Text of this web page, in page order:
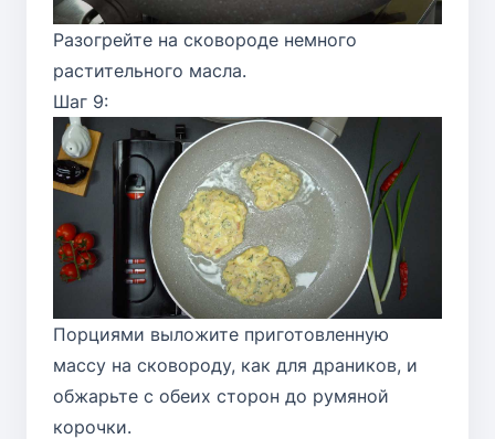
Разогрейте на сковороде немного
растительного масла.
Шаг 9:
Порциями выложите приготовленную
массу на сковороду, как для драников, и
обжарьте с обеих сторон до румяной
корочки.